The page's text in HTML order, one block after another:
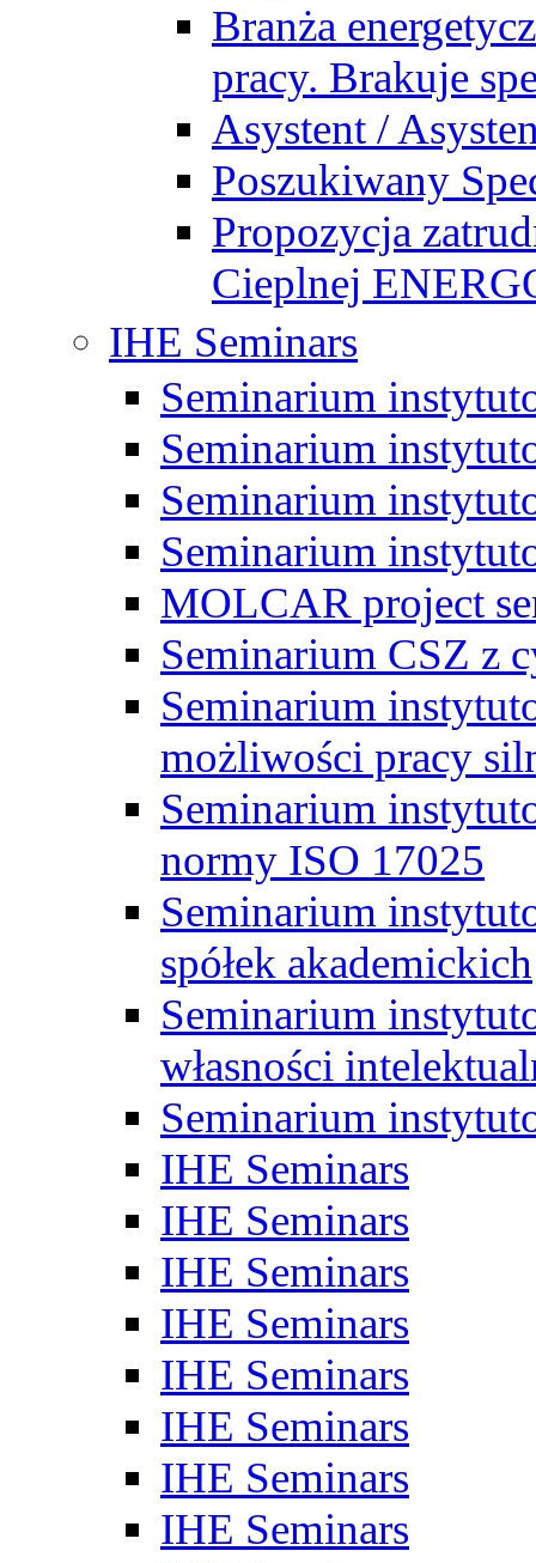
Branża
pracy. Brakuje
Asystent /
Poszukiwany
Propozycja
Cieplnej
IHE Seminars
Seminarium
Seminarium
Seminarium
Seminarium
MOLCAR project
Seminarium CSZ z
Seminarium
możliwości pracy
Seminarium
normy ISO 17025
Seminarium
spółek akademickich
Seminarium
własności
Seminarium
IHE Seminars
IHE Seminars
IHE Seminars
IHE Seminars
IHE Seminars
IHE Seminars
IHE Seminars
IHE Seminars